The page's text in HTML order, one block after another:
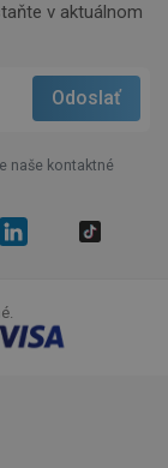
v aktuálnom
naše kontaktné